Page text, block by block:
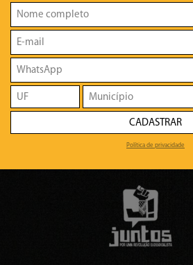
CADASTRAR
Política de privacidade